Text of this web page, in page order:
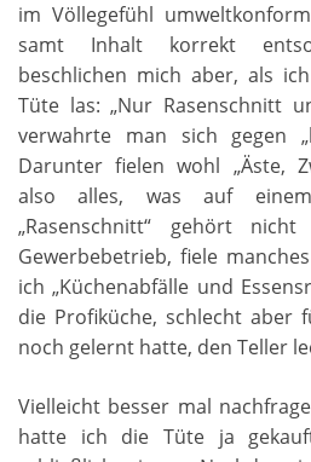
im Völlegefühl
samt Inhalt korrekt
beschlichen mich aber, als
Tüte las: „Nur Rasenschnitt
verwahrte man sich gegen
Darunter fielen wohl „Äste,
also alles, was auf
„Rasenschnitt“ gehört
Gewerbebetrieb, fiele
ich „Küchenabfälle und
die Profiküche, schlecht aber
noch gelernt hatte, den Teller
Vielleicht besser mal
hatte ich die Tüte ja